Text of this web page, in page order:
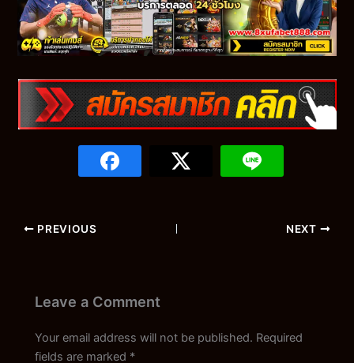
PREVIOUS NEXT
Leave a Comment
Your email address will not be published. Required
fields are marked *